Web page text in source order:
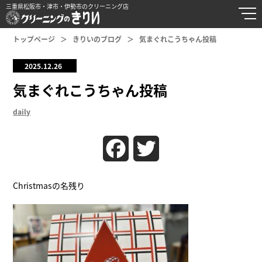
三重県松阪市・津市・伊勢市のクリーニング店
トップページ きりいのブログ 気まぐれこうちゃん投稿
2025.12.26
気まぐれこうちゃん投稿
daily
Facebook
Christmasの名残り